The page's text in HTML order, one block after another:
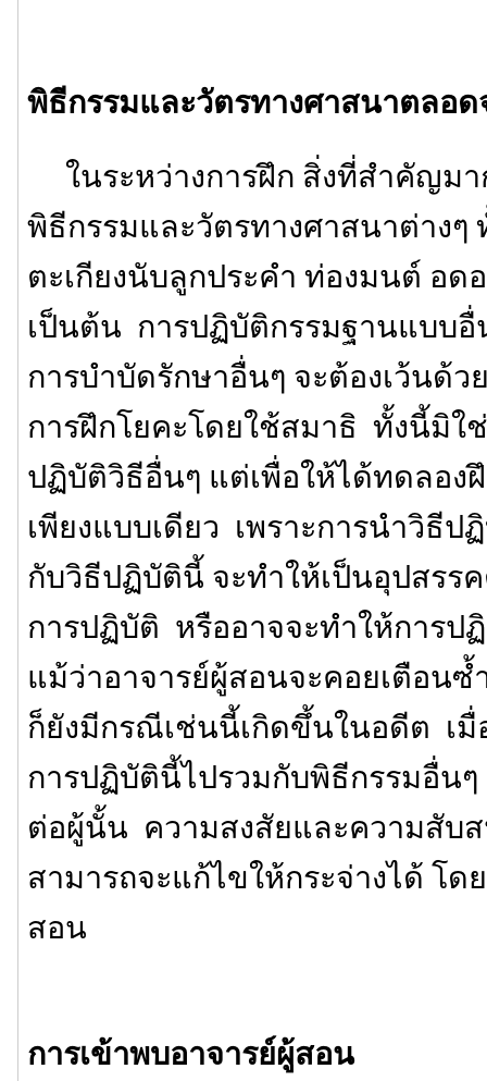
พิธีกรรมและวัตรทางศาสนาตลอ
ในระหว่างการฝึก สิ่งที่สำคัญมา
พิธีกรรมและวัตรทางศาสนาต่างๆ
ตะเกียงนับลูกประคำ ท่องมนต์ อด
เป็นต้น การปฏิบัติกรรมฐานแบบอื่
การบำบัดรักษาอื่นๆ จะต้องเว้นด้ว
การฝึกโยคะโดยใช้สมาธิ ทั้งนี้มิใ
ปฏิบัติวิธีอื่นๆ แต่เพื่อให้ได้ทดลอง
เพียงแบบเดียว เพราะการนำวิธี
กับวิธีปฏิบัตินี้ จะทำให้เป็นอุปสรร
การปฏิบัติ หรืออาจจะทำให้การป
แม้ว่าอาจารย์ผู้สอนจะคอยเตือน
ก็ยังมีกรณีเช่นนี้เกิดขึ้นในอดีต เมื่
การปฏิบัตินี้ไปรวมกับพิธีกรรมอื่น
ต่อผู้นั้น ความสงสัยและความสับ
สามารถจะแก้ไขให้กระจ่างได้ โด
สอน
การเข้าพบอาจารย์ผู้สอน